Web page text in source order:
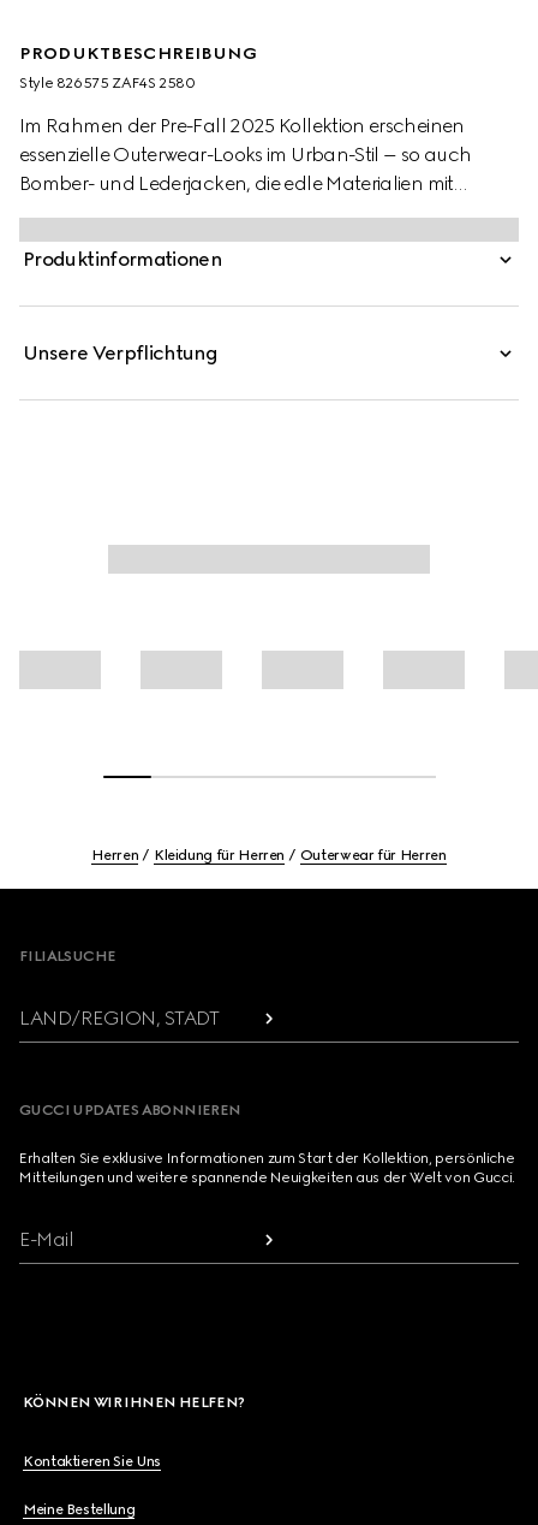
PRODUKTBESCHREIBUNG
Style ‎826575 ZAF4S 2580
Im Rahmen der Pre-Fall 2025 Kollektion erscheinen
essenzielle Outerwear-Looks im Urban-Stil – so auch
Bomber- und Lederjacken, die edle Materialien mit
eleganten Akzenten vereinen. Gestrickte Abschlüsse und
Gucci Metallknöpfe verleihen dieser Jacke aus
camelfarbenem und dunkelbraunem GG Canvas das
Produktinformationen
Unsere Verpflichtung
Herren Kleidung für Herren Outerwear für Herren
FILIALSUCHE
LAND/REGION, STADT
GUCCI UPDATES ABONNIEREN
Erhalten Sie exklusive Informationen zum Start der Kollektion, persönliche
Mitteilungen und weitere spannende Neuigkeiten aus der Welt von Gucci.
E-Mail
KÖNNEN WIR IHNEN HELFEN?
Kontaktieren Sie Uns
Meine Bestellung